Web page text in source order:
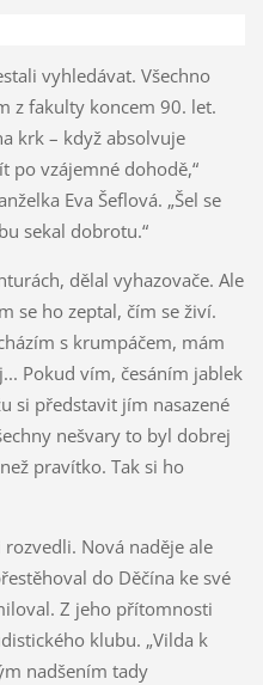
vyhledávat. Všechno
z fakulty koncem 90. let.
krk – když absolvuje
po vzájemné dohodě,“
Eva Šeflová. „Šel se
sekal dobrotu.“
dělal vyhazovače. Ale
se ho zeptal, čím se živí.
s krumpáčem, mám
Pokud vím, česáním jablek
si představit jím nasazené
nešvary to byl dobrej
pravítko. Tak si ho
Nová naděje ale
do Děčína ke své
Z jeho přítomnosti
klubu. „Vilda k
nadšením tady